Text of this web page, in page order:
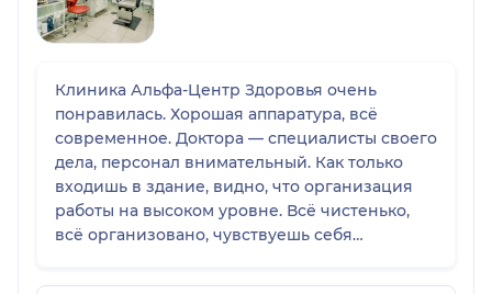
Клиника Альфа-Центр Здоровья очень
понравилась. Хорошая аппаратура, всё
современное. Доктора — специалисты своего
дела, персонал внимательный. Как только
входишь в здание, видно, что организация
работы на высоком уровне. Всё чистенько,
всё организовано, чувствуешь себя
времени. Более того, на повторном приёме к